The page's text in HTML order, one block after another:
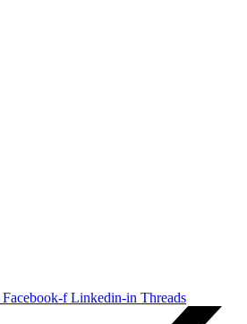
Facebook-f Linkedin-in Threads